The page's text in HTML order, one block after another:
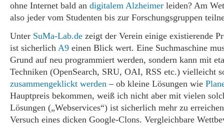
ohne Internet bald an digitalem Alzheimer leiden? Am
also jeder vom Studenten bis zur Forschungsgruppen
Unter SuMa-Lab.de zeigt der Verein einige existierende
ist sicherlich A9 einen Blick wert. Eine Suchmaschine
Grund auf neu programmiert werden, sondern kann mit
Techniken (OpenSearch, SRU, OAI, RSS etc.) vielleicht
zusammengeklickt werden – ob kleine Lösungen wie
Hauptpreis bekommen, weiß ich nicht aber mit vielen
Lösungen („Webservices“) ist sicherlich mehr zu
Versuch eines dicken Google-Clons. Vergleichbare